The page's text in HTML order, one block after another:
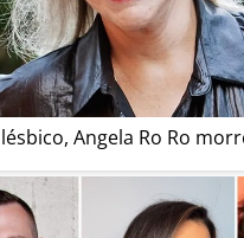
Angela Ro Ro